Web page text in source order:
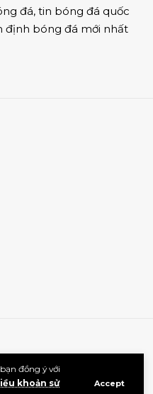
đồng ý với
khoản sử
Accept
đá, tin bóng đá quốc
định bóng đá mới nhất